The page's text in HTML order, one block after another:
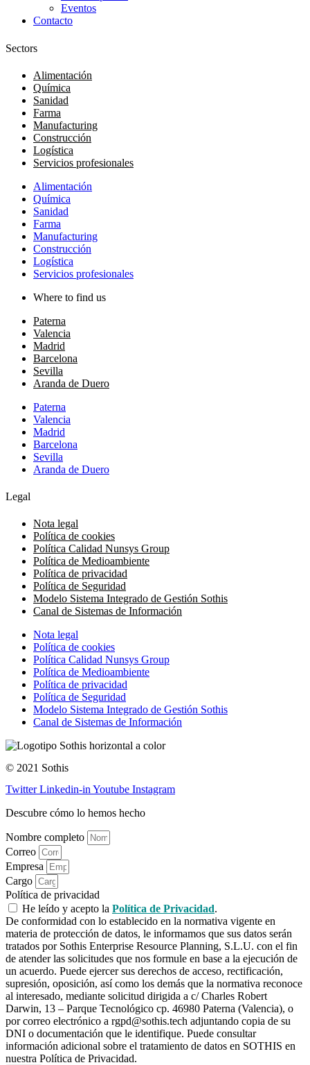
Eventos
Contacto
Sectors
Alimentación
Química
Sanidad
Farma
Manufacturing
Construcción
Logística
Servicios profesionales
Alimentación
Química
Sanidad
Farma
Manufacturing
Construcción
Logística
Servicios profesionales
Where to find us
Paterna
Valencia
Madrid
Barcelona
Sevilla
Aranda de Duero
Paterna
Valencia
Madrid
Barcelona
Sevilla
Aranda de Duero
Legal
Nota legal
Política de cookies
Política Calidad Nunsys Group
Política de Medioambiente
Política de privacidad
Política de Seguridad
Modelo Sistema Integrado de Gestión Sothis
Canal de Sistemas de Información
Nota legal
Política de cookies
Política Calidad Nunsys Group
Política de Medioambiente
Política de privacidad
Política de Seguridad
Modelo Sistema Integrado de Gestión Sothis
Canal de Sistemas de Información
© 2021 Sothis
Twitter Linkedin-in Youtube Instagram
Descubre cómo lo hemos hecho
Nombre completo
Correo
Empresa
Cargo
Política de privacidad
He leído y acepto la Política de Privacidad.
De conformidad con lo establecido en la normativa vigente en
materia de protección de datos, le informamos que sus datos serán
tratados por Sothis Enterprise Resource Planning, S.L.U. con el fin
de atender las solicitudes que nos formule en base a la ejecución de
un acuerdo. Puede ejercer sus derechos de acceso, rectificación,
supresión, oposición, así como los demás que la normativa reconoce
al interesado, mediante solicitud dirigida a c/ Charles Robert
Darwin, 13 – Parque Tecnológico cp. 46980 Paterna (Valencia), o
por correo electrónico a rgpd@sothis.tech adjuntando copia de su
DNI o documentación que le identifique. Puede consultar
información adicional sobre el tratamiento de datos en SOTHIS en
nuestra Política de Privacidad.